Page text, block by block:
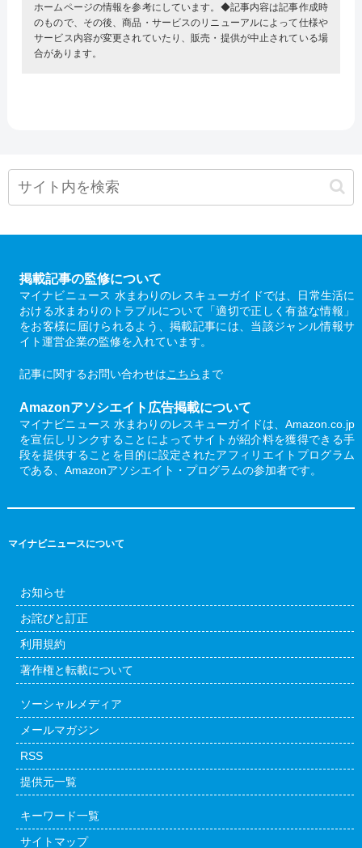
ホームページの情報を参考にしています。◆記事内容は記事作成時
のもので、その後、商品・サービスのリニューアルによって仕様や
サービス内容が変更されていたり、販売・提供が中止されている場
合があります。
掲載記事の監修について
マイナビニュース 水まわりのレスキューガイドでは、日常生活に
おける水まわりのトラブルについて「適切で正しく有益な情報」
をお客様に届けられるよう、掲載記事には、当該ジャンル情報サ
イト運営企業の監修を入れています。
記事に関するお問い合わせはこちら まで
Amazonアソシエイト広告掲載について
マイナビニュース 水まわりのレスキューガイドは、Amazon.co.jp
を宣伝しリンクすることによってサイトが紹介料を獲得できる手
段を提供することを目的に設定されたアフィリエイトプログラム
である、Amazonアソシエイト・プログラムの参加者です。
マイナビニュースについて
お知らせ
お詫びと訂正
利用規約
著作権と転載について
ソーシャルメディア
メールマガジン
RSS
提供元一覧
キーワード一覧
サイトマップ